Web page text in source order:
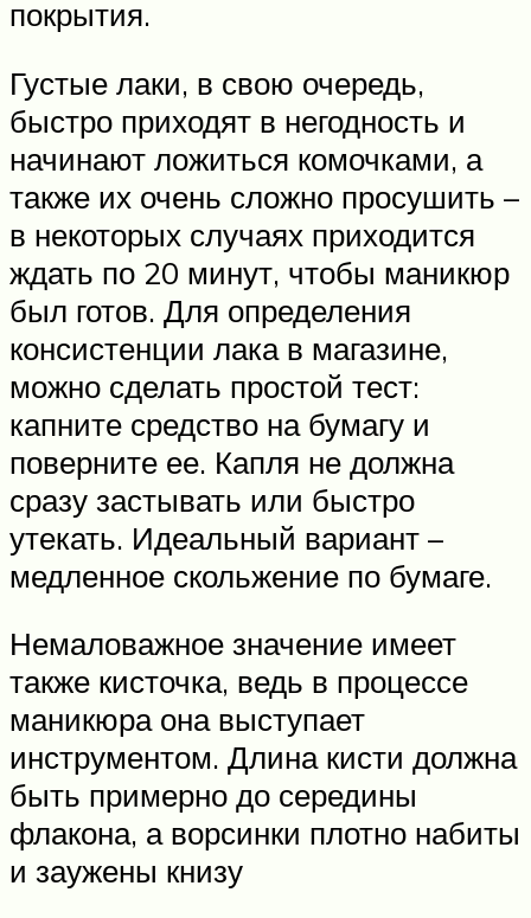
покрытия.
Густые лаки, в свою очередь,
быстро приходят в негодность и
начинают ложиться комочками, а
также их очень сложно просушить –
в некоторых случаях приходится
ждать по 20 минут, чтобы маникюр
был готов. Для определения
консистенции лака в магазине,
можно сделать простой тест:
капните средство на бумагу и
поверните ее. Капля не должна
сразу застывать или быстро
утекать. Идеальный вариант –
медленное скольжение по бумаге.
Немаловажное значение имеет
также кисточка, ведь в процессе
маникюра она выступает
инструментом. Длина кисти должна
быть примерно до середины
флакона, а ворсинки плотно набиты
и заужены книзу